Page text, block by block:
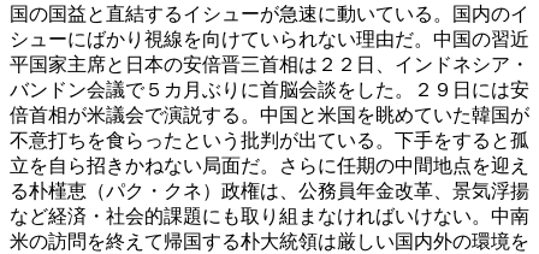
国の国益と直結するイシューが急速に動いている。国内のイ
シューにばかり視線を向けていられない理由だ。中国の習近
平国家主席と日本の安倍晋三首相は２２日、インドネシア・
バンドン会議で５カ月ぶりに首脳会談をした。２９日には安
倍首相が米議会で演説する。中国と米国を眺めていた韓国が
不意打ちを食らったという批判が出ている。下手をすると孤
立を自ら招きかねない局面だ。さらに任期の中間地点を迎え
る朴槿恵（パク・クネ）政権は、公務員年金改革、景気浮揚
など経済・社会的課題にも取り組まなければいけない。中南
米の訪問を終えて帰国する朴大統領は厳しい国内外の環境を